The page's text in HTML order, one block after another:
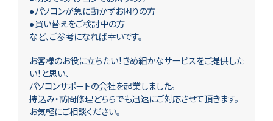
●パソコンが急に動かずお困りの方
●買い替えをご検討中の方
など、ご参考になれば幸いです。
お客様のお役に立ちたい！きめ細かなサービスをご提供した
い！と思い、
パソコンサポートの会社を起業しました。
持込み・訪問修理どちらでも迅速にご対応させて頂きます。
お気軽にご相談ください。